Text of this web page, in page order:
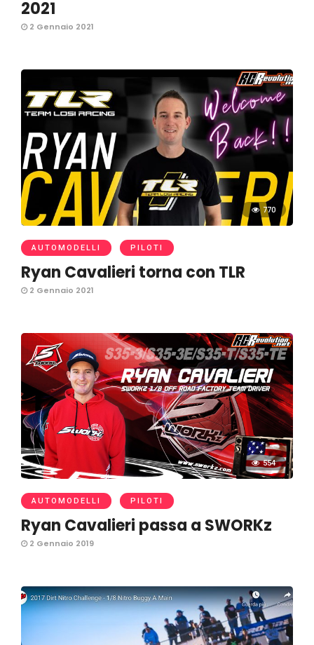
2021
2 Gennaio 2021
770
AUTOMODELLI PILOTI
Ryan Cavalieri torna con TLR
2 Gennaio 2021
554
AUTOMODELLI PILOTI
Ryan Cavalieri passa a SWORKz
2 Gennaio 2019